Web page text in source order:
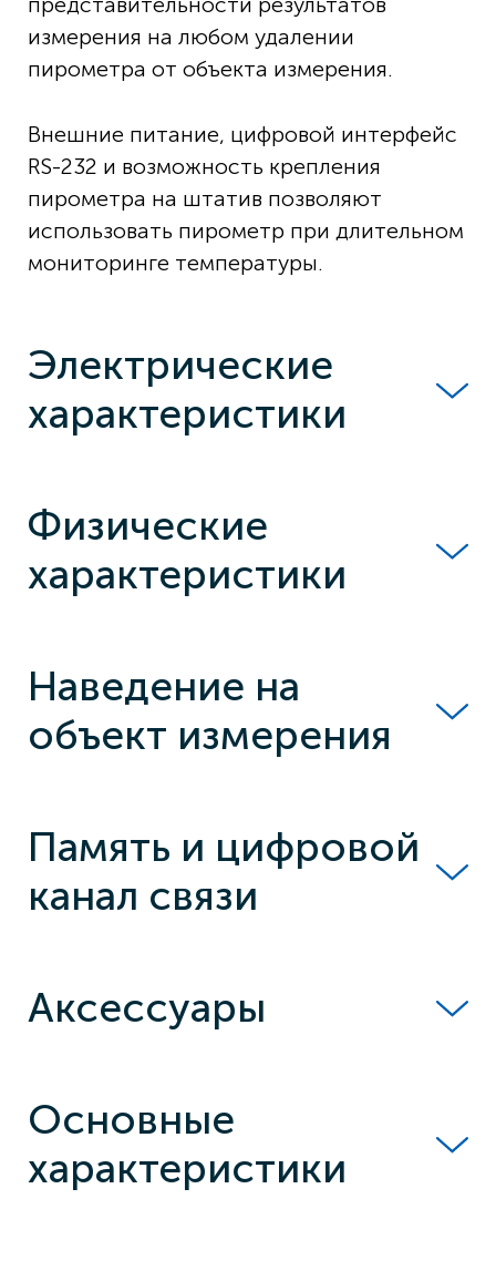
измерения на любом удалении
пирометра от объекта измерения.
Внешние питание, цифровой интерфейс
RS-232 и возможность крепления
пирометра на штатив позволяют
использовать пирометр при длительном
мониторинге температуры.
Электрические
характеристики
Физические
характеристики
Наведение на
объект измерения
Память и цифровой
канал связи
Аксессуары
Основные
характеристики